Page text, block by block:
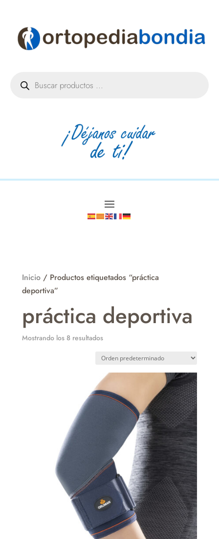
productos
Inicio/ Productos etiquetados “práctica
deportiva”
práctica deportiva
Mostrando los 8 resultados